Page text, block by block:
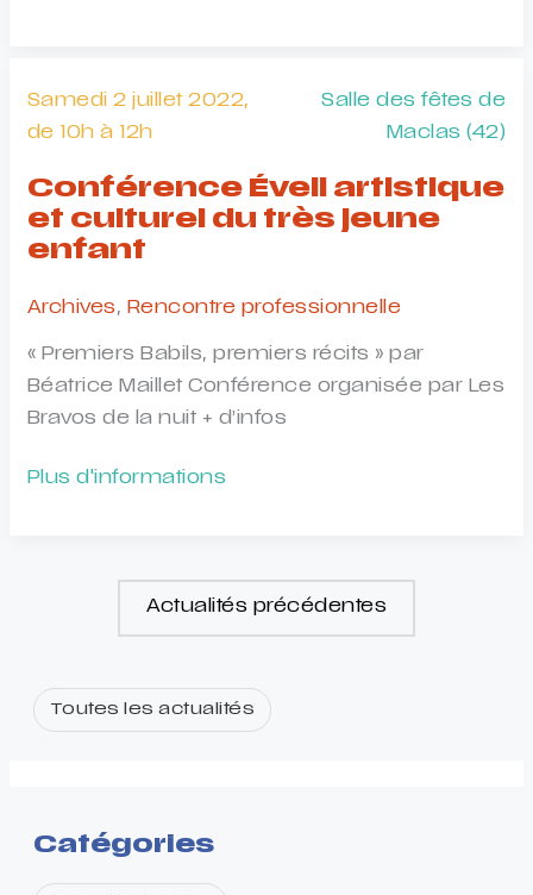
Toutes les actualités
Catégories
des
bébés,
une
avec
l’enfance
de
enjeux
Samedi 2 juillet 2022,
de 10h à 12h
Salle des fêtes de
Maclas (42)
Conférence Éveil artistique
et culturel du très jeune
enfant
Archives , Rencontre professionnelle
« Premiers Babils, premiers récits » par
Béatrice Maillet Conférence organisée par Les
Bravos de la nuit + d’infos
Conférence
jeune
enfant
Plus d'informations
Actualités précédentes